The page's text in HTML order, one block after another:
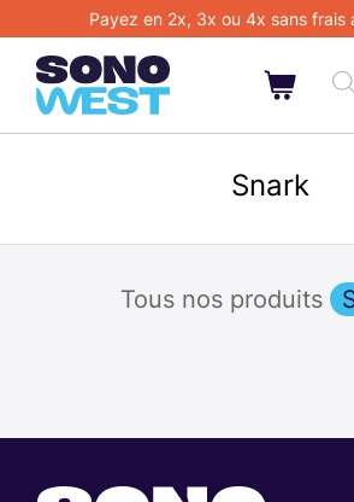
Payez en 2x, 3x ou 4x sans frais
Snark
Tous nos produits